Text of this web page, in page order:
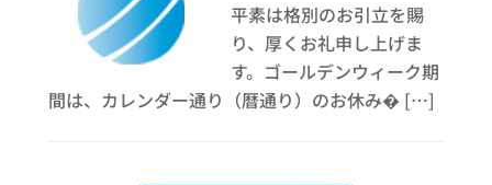
平素は格別のお引立を賜
り、厚くお礼申し上げま
す。ゴールデンウィーク期
間は、カレンダー通り（暦通り）のお休み� […]